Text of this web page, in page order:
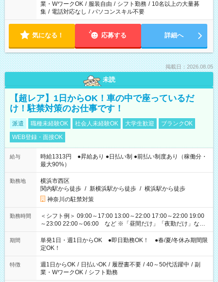
業・WワークOK / 服装自由 / シフト勤務 / 10名以上の大量募
集 / 電話対応なし / パソコンスキル不要
気になる！ 応募する 詳細へ
掲載日：2026.08.05
未読
【超レア】1日からOK！車の中で座っているだ
け！駐禁対策のお仕事です！
派遣 職種未経験OK 社会人未経験OK 大学生歓迎
ブランクOK
WEB登録・面接OK
給与
時給1313円 ●昇給あり ●日払い制 ●前払い制度あり（稼働分・
最大90%）
勤務地
横浜市西区
関内駅から徒歩 / 新横浜駅から徒歩 / 横浜駅から徒歩
神奈川の駐禁対策
勤務時間
＜シフト例＞ 09:00～17:00 13:00～22:00 17:00～22:00 19:00
～23:00 22:00～06:00 など ※「昼間だけ」「夜勤だけ」など
の希望OK
期間
単発1日・週1日からOK ●即日勤務OK！ ●春/夏/冬休み期間限
定OK！
特徴 週1日からOK / 日払いOK / 履歴書不要 / 40～50代活躍中 / 副
業・WワークOK / シフト勤務